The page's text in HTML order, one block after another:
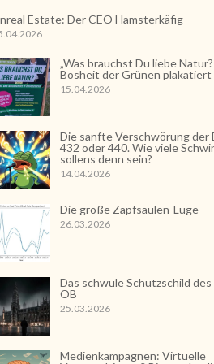
Estate: Der CEO Hamsterkäfig
„Was brauchst Du liebe
Bosheit der Grünen plakatiert
15.04.2026
Die sanfte Verschwörung der
432 oder 440. Wie viele
sollens denn sein?
14.04.2026
Die große Zapfsäulen-Lüge
26.03.2026
Das schwule Schutzschild
OB
25.03.2026
Medienkampagnen: Virtuelle